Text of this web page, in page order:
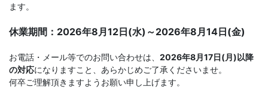
ます。
休業期間：2026年8月12日(水)～2026年8月14日(金)
お電話・メール等でのお問い合わせは、 2026年8月17日(月)以降
の対応になりますこと、 あらかじめご了承くださいませ。
何卒ご理解頂きますようお願い申し上げます。